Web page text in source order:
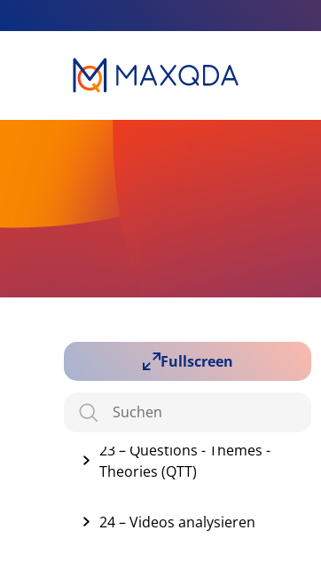
Fullscreen
17 – Zusammenfassen
(Summarys)
20 – Mixed Methods
21 – Stats
23 – Questions - Themes -
Theories (QTT)
24 – Videos analysieren